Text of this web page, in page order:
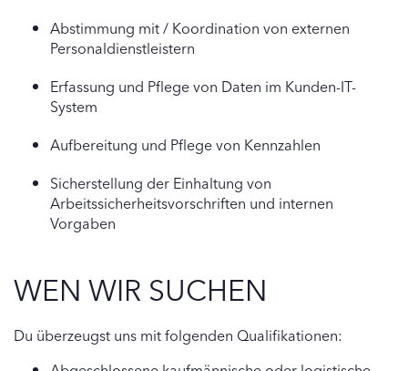
Abstimmung mit / Koordination von externen
Personaldienstleistern
Erfassung und Pflege von Daten im Kunden-IT-
System
Aufbereitung und Pflege von Kennzahlen
Sicherstellung der Einhaltung von
Arbeitssicherheitsvorschriften und internen
Vorgaben
WEN WIR SUCHEN
Du überzeugst uns mit folgenden Qualifikationen: